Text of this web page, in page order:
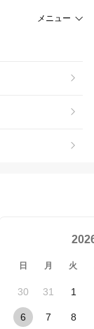
メニュー
日 月 火
30 31 1
6 7 8